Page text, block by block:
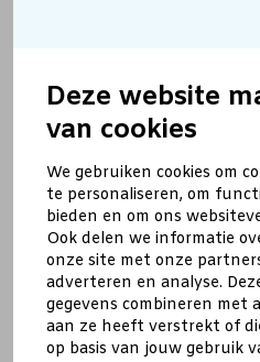
Deze website
van cookies
We gebruiken cookies om
te personaliseren, om
bieden en om ons
Ook delen we informatie
onze site met onze
adverteren en analyse.
gegevens combineren met
aan ze heeft verstrekt of
op basis van jouw gebruik